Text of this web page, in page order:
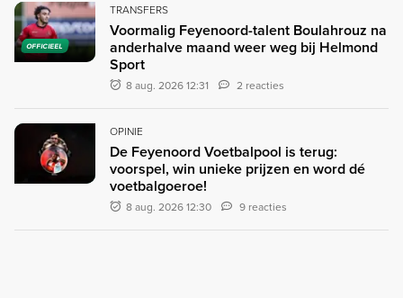
OFFICIEEL
TRANSFERS
Voormalig Feyenoord-talent Boulahrouz na
anderhalve maand weer weg bij Helmond
Sport
8 aug. 2026 12:31 2 reacties
OPINIE
De Feyenoord Voetbalpool is terug:
voorspel, win unieke prijzen en word dé
voetbalgoeroe!
8 aug. 2026 12:30 9 reacties